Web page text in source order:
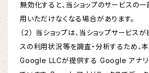
無効化すると、当ショップのサービスの
用いただけなくなる場合があります。
（２） 当ショップは、当ショップサービス
スの利用状況等を調査・分析するため、
Google LLCが提供する Google アナリ